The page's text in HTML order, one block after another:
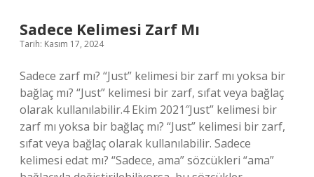
Sadece Kelimesi Zarf Mı
Tarih: Kasım 17, 2024
Sadece zarf mı? “Just” kelimesi bir zarf mı yoksa bir
bağlaç mı? “Just” kelimesi bir zarf, sıfat veya bağlaç
olarak kullanılabilir.4 Ekim 2021″Just” kelimesi bir
zarf mı yoksa bir bağlaç mı? “Just” kelimesi bir zarf,
sıfat veya bağlaç olarak kullanılabilir. Sadece
kelimesi edat mı? “Sadece, ama” sözcükleri “ama”